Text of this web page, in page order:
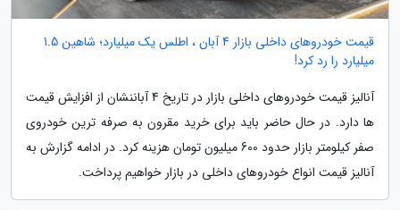
قیمت خودروهای داخلی بازار 4 آبان ، اطلس یک میلیارد؛ شاهین 1.5
میلیارد را رد کرد!
آنالیز قیمت خودروهای داخلی بازار در تاریخ 4 آباننشان از افزایش قیمت
ها دارد. در حال حاضر باید برای خرید مقرون به صرفه ترین خودروی
صفر کیلومتر بازار حدود 600 میلیون تومان هزینه کرد. در ادامه گزارش به
آنالیز قیمت انواع خودروهای داخلی در بازار خواهیم پرداخت.